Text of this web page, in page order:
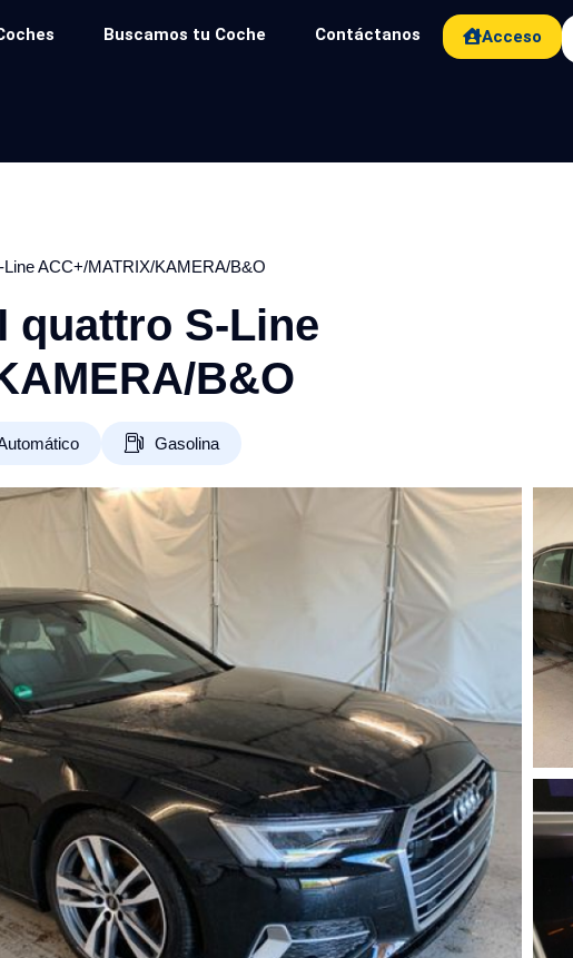
Buscamos tu Coche Contáctanos Acceso
ACC+/MATRIX/KAMERA/B&O
quattro S-Line
B&O
Gasolina